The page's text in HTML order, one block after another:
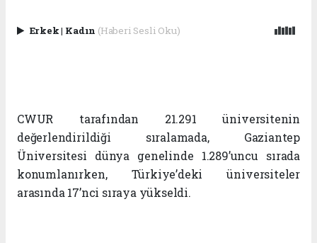
Erkek| Kadın (Haberi Sesli Oku)
CWUR tarafından 21.291 üniversitenin
değerlendirildiği sıralamada, Gaziantep
Üniversitesi dünya genelinde 1.289’uncu sırada
konumlanırken, Türkiye’deki üniversiteler
arasında 17’nci sıraya yükseldi.